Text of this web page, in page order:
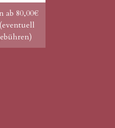
ab 80,00€